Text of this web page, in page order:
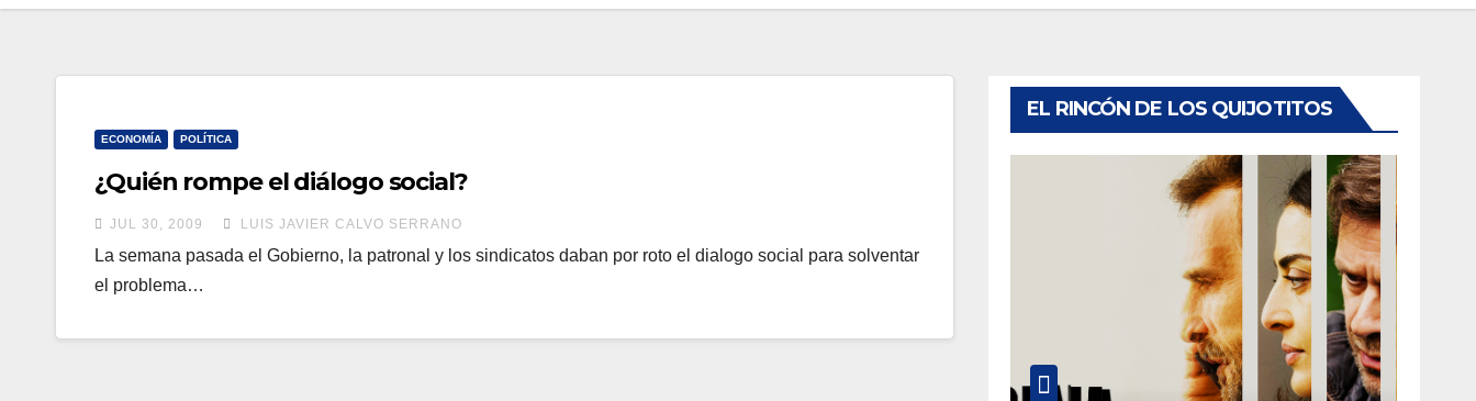
ECONOMÍA POLÍTICA
¿Quién rompe el diálogo social?
JUL 30, 2009 LUIS JAVIER CALVO SERRANO
La semana pasada el Gobierno, la patronal y los sindicatos daban por roto el dialogo social para solventar
el problema…
EL RINCÓN DE LOS QUIJOTITOS